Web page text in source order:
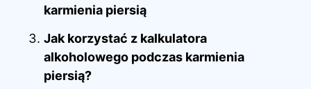
karmienia piersią
Jak korzystać z kalkulatora
alkoholowego podczas karmienia
piersią?